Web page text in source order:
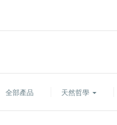
全部產品 天然哲學